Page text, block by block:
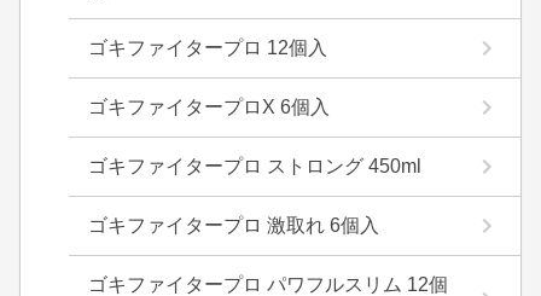
ゴキファイタープロ 12個入
ゴキファイタープロX 6個入
ゴキファイタープロ ストロング 450ml
ゴキファイタープロ 激取れ 6個入
ゴキファイタープロ パワフルスリム 12個